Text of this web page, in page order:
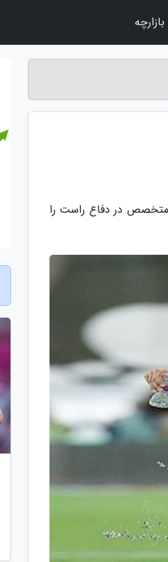
متخصص در دفاع راست را
بازارچه